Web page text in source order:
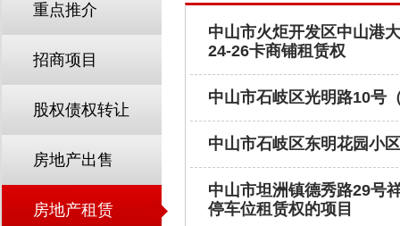
重点推介
招商项目
股权债权转让
房地产出售
房地产租赁
中山市火炬开发区中山港
24-26卡商铺租赁权
中山市石岐区光明路10号
中山市石岐区东明花园小
中山市坦洲镇德秀路29号
停车位租赁权的项目